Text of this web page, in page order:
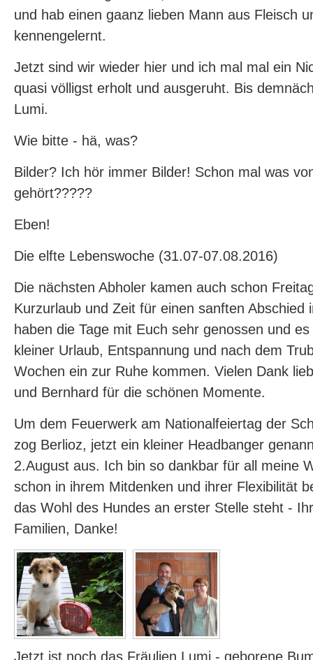
und hab einen gaanz lieben Mann aus Fleisch
kennengelernt.
Jetzt sind wir wieder hier und ich mal mal ein
quasi völligst erholt und ausgeruht. Bis
Lumi.
Wie bitte - hä, was?
Bilder? Ich hör immer Bilder! Schon mal was
gehört?????
Eben!
Die elfte Lebenswoche (31.07-07.08.2016)
Die nächsten Abholer kamen auch schon
Kurzurlaub und Zeit für einen sanften Abschied
haben die Tage mit Euch sehr genossen und
kleiner Urlaub, Entspannung und nach dem
Wochen ein zur Ruhe kommen. Vielen Dank
und Bernhard für die schönen Momente.
Um dem Feuerwerk am Nationalfeiertag der
zog Berlioz, jetzt ein kleiner Headbanger
2.August aus. Ich bin so dankbar für all meine
schon in ihrem Mitdenken und ihrer Flexibilität
das Wohl des Hundes an erster Stelle steht -
Familien, Danke!
Jetzt ist noch das Fräulien Lumi - geborene